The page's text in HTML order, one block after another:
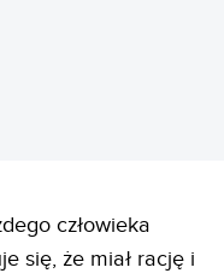
człowieka
się, że miał rację i